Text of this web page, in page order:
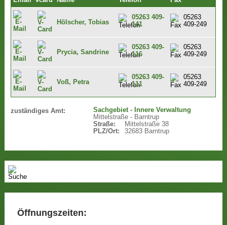
Hölscher, Tobias
05263 409-
141
05263
409-249
Prycia, Sandrine
05263 409-
116
05263
409-249
Voß, Petra
05263 409-
111
05263
409-249
zuständiges Amt:
Sachgebiet - Innere Verwaltung
Mittelstraße - Barntrup
Straße:
Mittelstraße 38
PLZ/Ort:
32683 Barntrup
Öffnungszeiten: